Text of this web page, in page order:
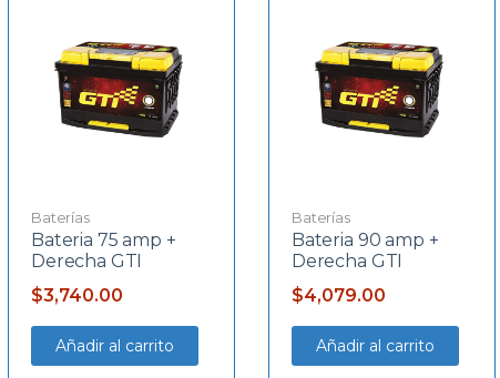
Baterías
Bateria 75 amp +
Derecha GTI
$3,740.00
Añadir al carrito
Baterías
Bateria 90 amp +
Derecha GTI
$4,079.00
Añadir al carrito